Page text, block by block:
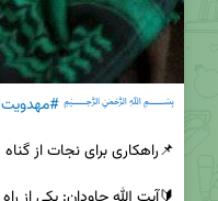
﷽#مهدویت